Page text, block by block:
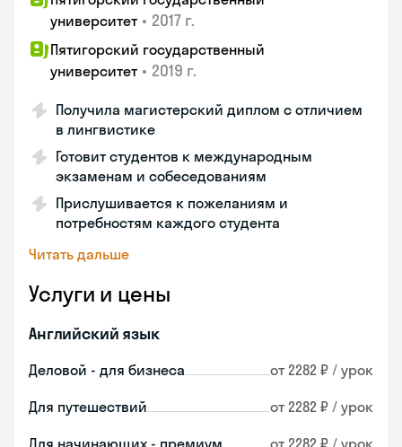
университет • 2017 г.
Пятигорский государственный
университет • 2019 г.
Получила магистерский диплом с отличием
в лингвистике
Готовит студентов к международным
экзаменам и собеседованиям
Прислушивается к пожеланиям и
потребностям каждого студента
Читать дальше
Услуги и цены
Английский язык
Деловой - для бизнеса от 2282 ₽ / урок
Для путешествий от 2282 ₽ / урок
Для начинающих - премиум от 2282 ₽ / урок